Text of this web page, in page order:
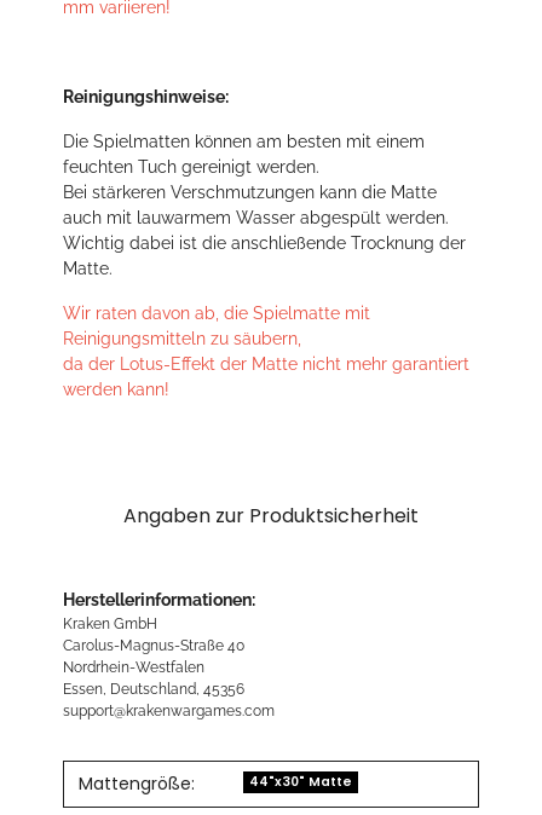
mm variieren!
Reinigungshinweise:
Die Spielmatten können am besten mit einem
feuchten Tuch gereinigt werden.
Bei stärkeren Verschmutzungen kann die Matte
auch mit lauwarmem Wasser abgespült werden.
Wichtig dabei ist die anschließende Trocknung der
Matte.
Wir raten davon ab, die Spielmatte mit
Reinigungsmitteln zu säubern,
da der Lotus-Effekt der Matte nicht mehr garantiert
werden kann!
Angaben zur Produktsicherheit
Herstellerinformationen:
Kraken GmbH
Carolus-Magnus-Straße 40
Nordrhein-Westfalen
Essen, Deutschland, 45356
support@krakenwargames.com
Mattengröße: 44"x30" Matte